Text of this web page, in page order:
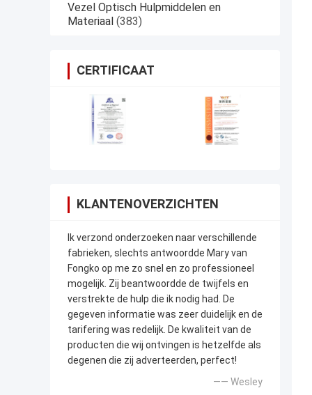
Vezel Optisch Hulpmiddelen en
Materiaal (383)
CERTIFICAAT
KLANTENOVERZICHTEN
Ik verzond onderzoeken naar verschillende
fabrieken, slechts antwoordde Mary van
Fongko op me zo snel en zo professioneel
mogelijk. Zij beantwoordde de twijfels en
verstrekte de hulp die ik nodig had. De
gegeven informatie was zeer duidelijk en de
tarifering was redelijk. De kwaliteit van de
producten die wij ontvingen is hetzelfde als
degenen die zij adverteerden, perfect!
—— Wesley